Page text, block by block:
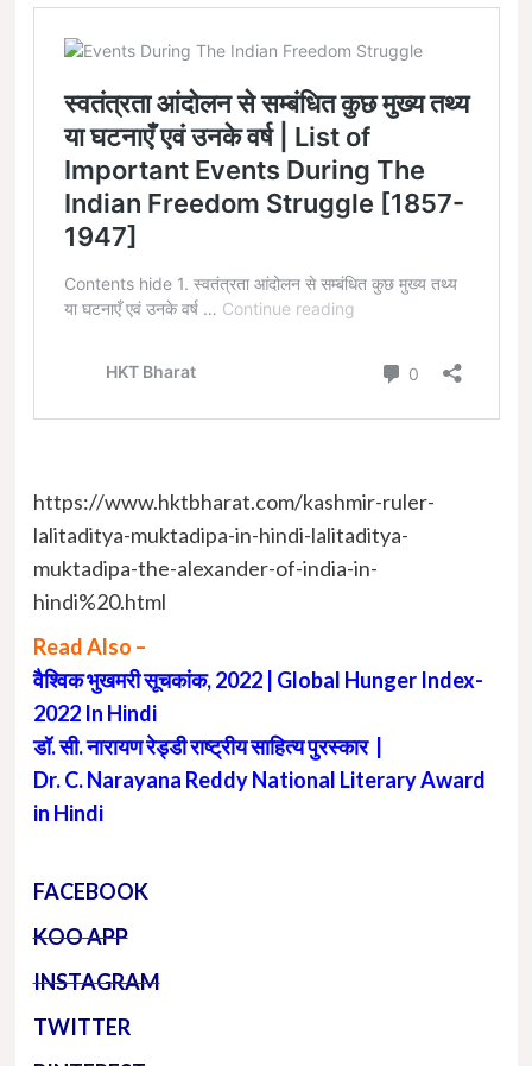
https://www.hktbharat.com/kashmir-ruler-
lalitaditya-muktadipa-in-hindi-lalitaditya-
muktadipa-the-alexander-of-india-in-
hindi%20.html
Read Also –
वैश्विक भुखमरी सूचकांक, 2022 | Global Hunger Index-
2022 In Hindi
डॉ. सी. नारायण रेड्डी राष्ट्रीय साहित्य पुरस्कार |
Dr. C. Narayana Reddy National Literary Award
in Hindi
FACEBOOK
KOO APP
INSTAGRAM
TWITTER